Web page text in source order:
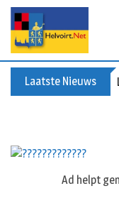
Skip
content
Laatste Nieuws
Ad helpt